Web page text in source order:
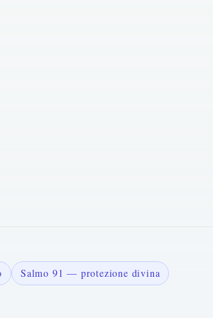
Salmo 91 — protezione divina